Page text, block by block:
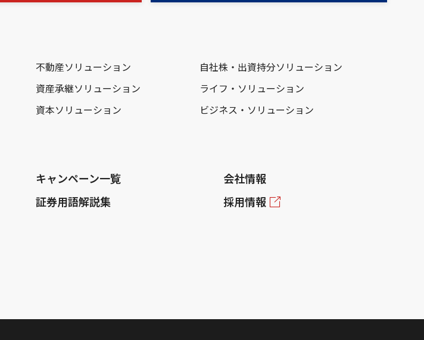
不動産ソリューション
自社株・出資持分ソリューション
資産承継ソリューション
ライフ・ソリューション
資本ソリューション
ビジネス・ソリューション
キャンペーン一覧
証券用語解説集
会社情報
採用情報